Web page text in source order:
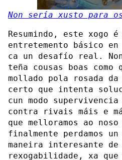
Non sería xusto para
Resumindo, este xogo é
entretemento básico en
ca un desafío real.
teña cousas boas
mollado pola rosada
certo que intenta
cun modo
contra rivais máis e
que melloramos ao
finalmente perdamos
maneira interesante
rexogabilidade, xa que